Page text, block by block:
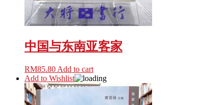
中国与东南亚客家
RM85.80 Add to cart
Add to Wishlist